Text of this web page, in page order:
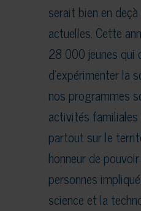
serait bien en
actuelles. Cette
28 000 jeunes qui
d’expérimenter la
nos programmes
activités
partout sur le
honneur de
personnes
science et la